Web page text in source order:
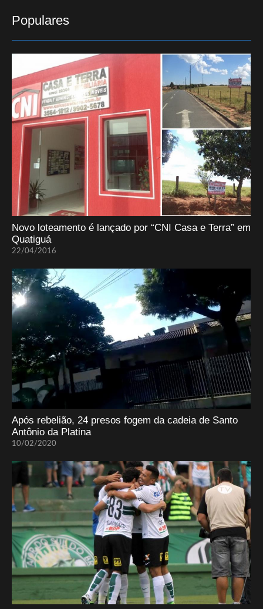
Populares
Novo loteamento é lançado por “CNI Casa e Terra” em
Quatiguá
22/04/2016
Após rebelião, 24 presos fogem da cadeia de Santo
Antônio da Platina
10/02/2020